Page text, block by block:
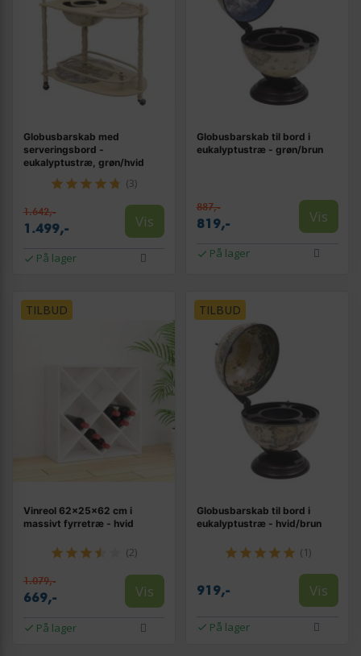
Globusbarskab med
serveringsbord -
eukalyptustræ, grøn/hvid
(3)
1.642,-
1.499,- Vis
På lager
Globusbarskab til bord i
eukalyptustræ - grøn/brun
887,-
819,- Vis
På lager
TILBUD
Vinreol 62×25×62 cm i
massivt fyrretræ - hvid
(2)
1.079,-
669,- Vis
På lager
TILBUD
Globusbarskab til bord i
eukalyptustræ - hvid/brun
(1)
919,- Vis
På lager